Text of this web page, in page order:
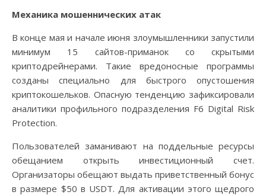
Механика мошеннических атак
В конце мая и начале июня злоумышленники запустили
минимум 15 сайтов-приманок со скрытыми
криптодрейнерами. Такие вредоносные программы
созданы специально для быстрого опустошения
криптокошельков. Опасную тенденцию зафиксировали
аналитики профильного подразделения F6 Digital Risk
Protection.
Пользователей заманивают на поддельные ресурсы
обещанием открыть инвестиционный счет.
Организаторы обещают выдать приветственный бонус
в размере $50 в USDT. Для активации этого щедрого